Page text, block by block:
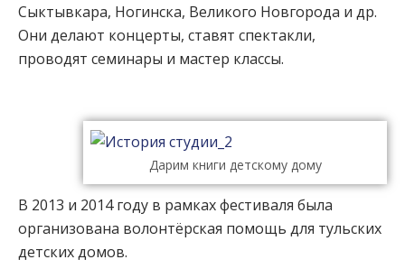
Сыктывкара, Ногинска, Великого Новгорода и др.
Они делают концерты, ставят спектакли,
проводят семинары и мастер классы.
Дарим книги детскому дому
В 2013 и 2014 году в рамках фестиваля была
организована волонтёрская помощь для тульских
детских домов.